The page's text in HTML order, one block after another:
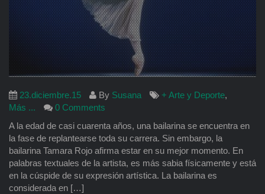
23.diciembre.15 By Susana + Arte y Deporte,
Más ...
0 Comments
A la edad de casi cuarenta años, una bailarina se encuentra en
la fase de replantearse toda su carrera. Sin embargo, la
bailarina Tamara Rojo afirma estar en su mejor momento. En
palabras textuales de la artista, es más sabia físicamente y está
en la cúspide de su expresión artística. La bailarina es
considerada en […]